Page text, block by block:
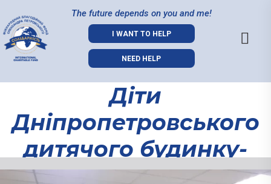
The future depends on you and me!
I WANT TO HELP
NEED HELP
Діти
Днiпропетровського
дитячого будинку-
iнтернату вивчають